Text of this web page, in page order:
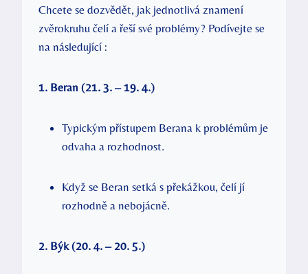
Chcete se dozvědět, jak jednotlivá znamení
zvěrokruhu čelí a řeší své problémy? Podívejte se
na následující :
1. Beran (21. 3. – 19. 4.)
Typickým přístupem Berana k problémům je
odvaha a rozhodnost.
Když se Beran setká s překážkou, čelí jí
rozhodně a nebojácně.
2. Býk (20. 4. – 20. 5.)